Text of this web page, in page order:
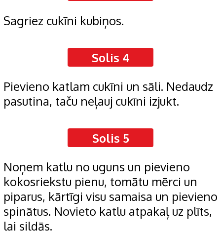
Sagriez cukīni kubiņos.
Solis 4
Pievieno katlam cukīni un sāli. Nedaudz
pasutina, taču neļauj cukīni izjukt.
Solis 5
Noņem katlu no uguns un pievieno
kokosriekstu pienu, tomātu mērci un
piparus, kārtīgi visu samaisa un pievieno
spinātus. Novieto katlu atpakaļ uz plīts,
lai sildās.